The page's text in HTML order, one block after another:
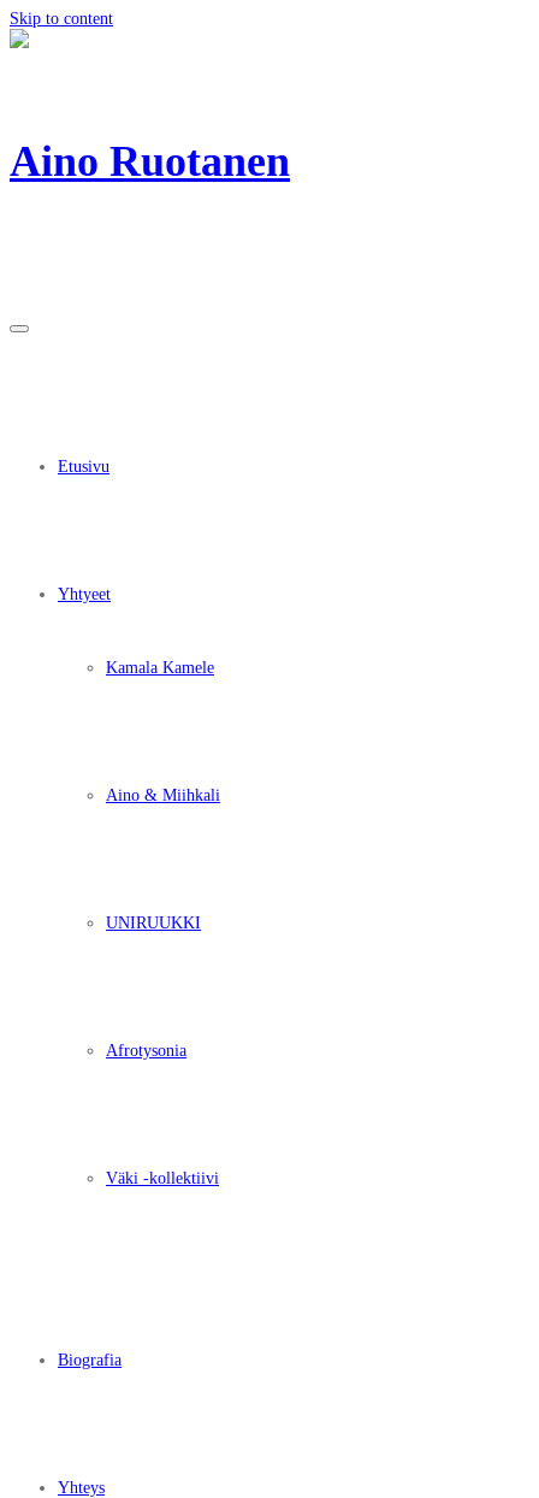
Skip to content
Aino Ruotanen
Etusivu
Yhtyeet
Kamala Kamele
Aino & Miihkali
UNIRUUKKI
Afrotysonia
Väki -kollektiivi
Biografia
Yhteys